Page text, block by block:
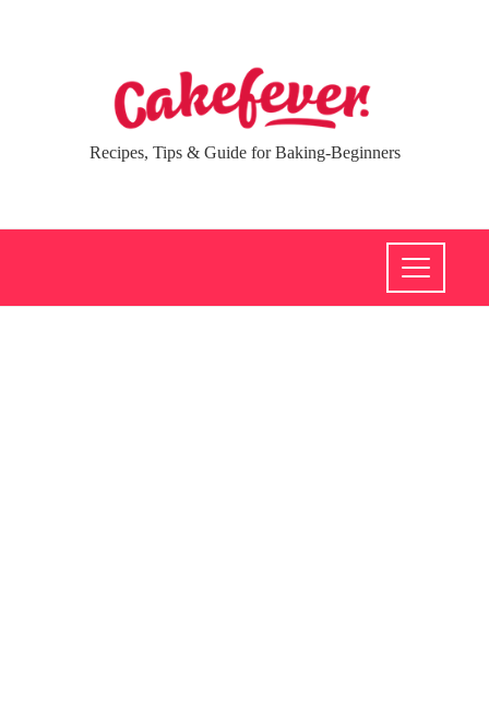
Recipes, Tips & Guide for Baking-Beginners